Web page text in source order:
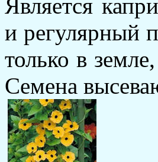
Является
и регулярный
только в
Семена